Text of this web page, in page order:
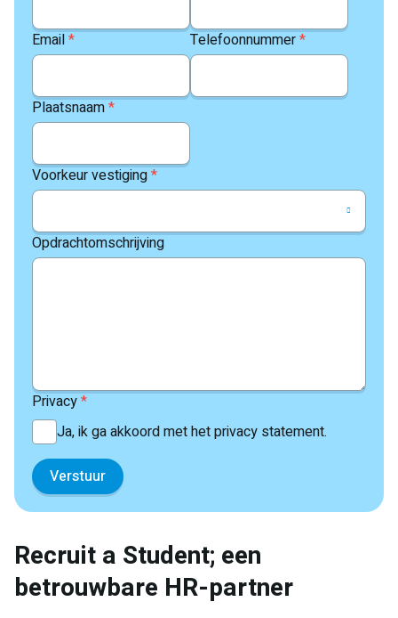
Email* Telefoonnummer*
Plaatsnaam*
Voorkeur vestiging*
Opdrachtomschrijving
Privacy*
Ja, ik ga akkoord met het privacy statement.
​Recruit a Student; een
betrouwbare HR-partner